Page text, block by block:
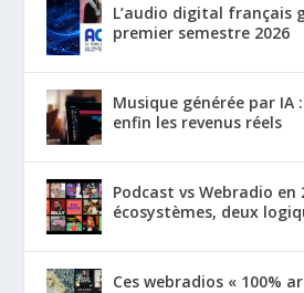
L’audio digital français
premier semestre 2026
Musique générée par IA
enfin les revenus réels
Podcast vs Webradio en
écosystèmes, deux
Ces webradios « 100%